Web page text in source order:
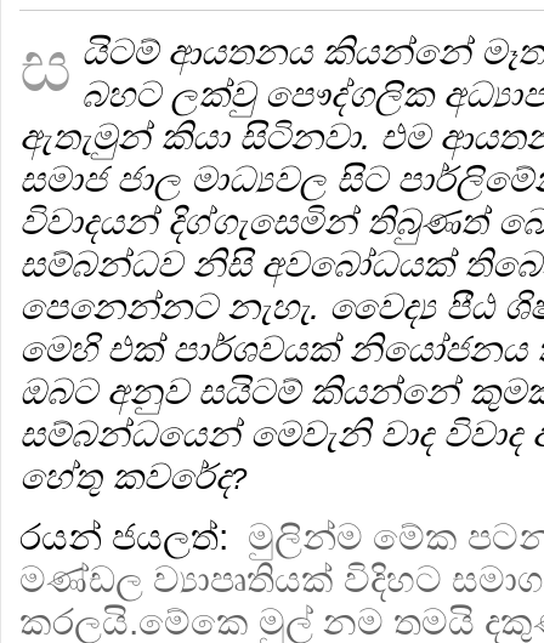
ස යිටම් ආයතනය කියන්නේ මෑත
බහට ලක්වු පෞද්ගලික
ඇතැමුන් කියා සිටිනවා. එම
සමාජ ජාල මාධ්‍යවල සිට
විවාදයන් දිග්ගැසෙමින් තිබුණත්
සම්බන්ධව නිසි අවබෝධයක්
පෙනෙන්නට නැහැ. වෛද්‍ය පීඨ
මෙහි එක් පාර්ශවයක් නියෝජනය
ඔබට අනුව සයිටම් කියන්නේ
සම්බන්ධයෙන් මෙවැනි වාද
හේතු කවරේද?
රයන් ජයලත්: මුලින්ම මේක
මණ්ඩල ව්‍යාපෘතියක් විදිහට
කරලයි.මේකෙ මුල් නම තමයි